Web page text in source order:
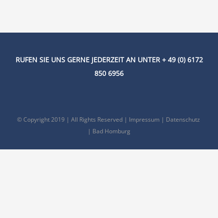
RUFEN SIE UNS GERNE JEDERZEIT AN UNTER + 49 (0) 6172
850 6956
© Copyright 2019 | All Rights Reserved | Impressum | Datenschutz
| Bad Homburg